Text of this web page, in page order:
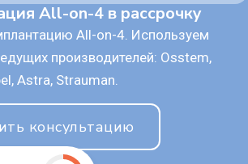
All-on-4 в рассрочку
All-on-4. Используем
производителей: Osstem,
Astra, Strauman.
консультацию